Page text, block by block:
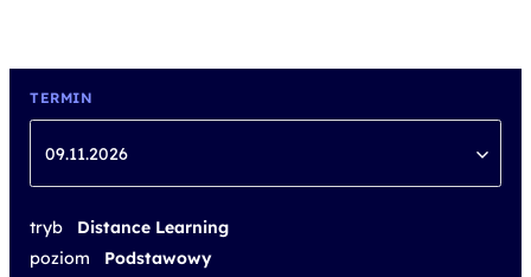
TERMIN
09.11.2026
tryb
Distance Learning
poziom
Podstawowy